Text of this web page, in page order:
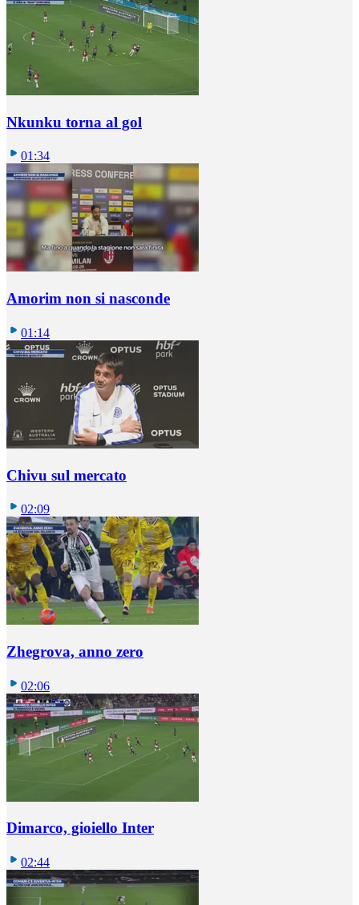
Nkunku torna al gol
01:34
Amorim non si nasconde
01:14
Chivu sul mercato
02:09
Zhegrova, anno zero
02:06
Dimarco, gioiello Inter
02:44